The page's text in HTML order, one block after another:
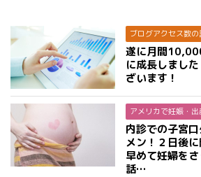
ブログアクセス数の
遂に月間
に成長しまし
ざいます！
アメリカで妊娠・出
内診での子宮
メン！２日後
早めて妊婦を
話…